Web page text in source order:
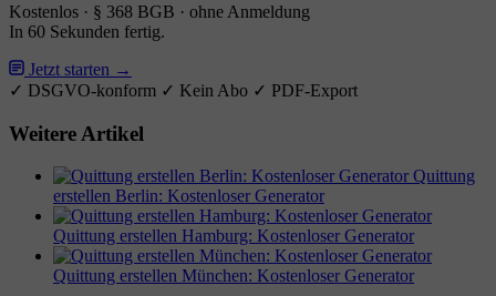
Kostenlos · § 368 BGB · ohne Anmeldung
In 60 Sekunden fertig.
Jetzt starten →
✓ DSGVO-konform ✓ Kein Abo ✓ PDF-Export
Weitere Artikel
Quittung
erstellen Berlin: Kostenloser Generator
Quittung erstellen Hamburg: Kostenloser Generator
Quittung erstellen München: Kostenloser Generator